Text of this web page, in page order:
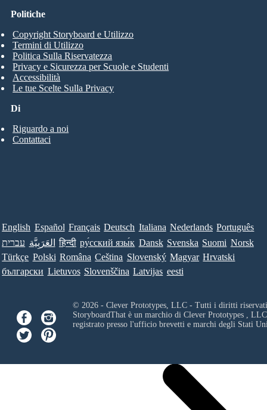
Di
Riguardo a noi
Contattaci
Politiche
Copyright Storyboard e Utilizzo
Termini di Utilizzo
Politica Sulla Riservatezza
Privacy e Sicurezza per Scuole e Studenti
Accessibilità
Le tue Scelte Sulla Privacy
English Español Français Deutsch Italiana Nederlands Português
עברית العَرَبِيَّة हिन्दी ру́сский язы́к Dansk Svenska Suomi Norsk
Türkçe Polski Româna Ceština Slovenský Magyar Hrvatski
български Lietuvos Slovenščina Latvijas eesti
© 2026 - Clever Prototypes, LLC - Tutti i diritti
StoryboardThat è un marchio di Clever Prototypes , LLC
registrato presso l'ufficio brevetti e marchi degli Stati